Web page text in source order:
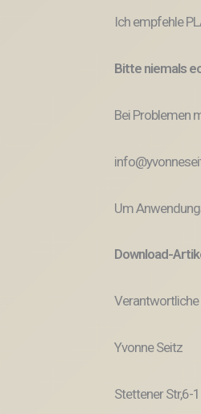
Ich empfehle
Bitte niemals
Bei Problemen
Um
Download-
Verantwortliche
Yvonne Seitz
Stettener Str,6-1